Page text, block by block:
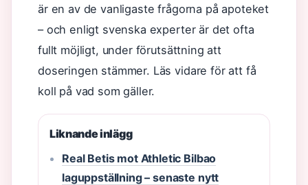
är en av de vanligaste frågorna på apoteket
– och enligt svenska experter är det ofta
fullt möjligt, under förutsättning att
doseringen stämmer. Läs vidare för att få
koll på vad som gäller.
Liknande inlägg
Real Betis mot Athletic Bilbao
laguppställning – senaste nytt